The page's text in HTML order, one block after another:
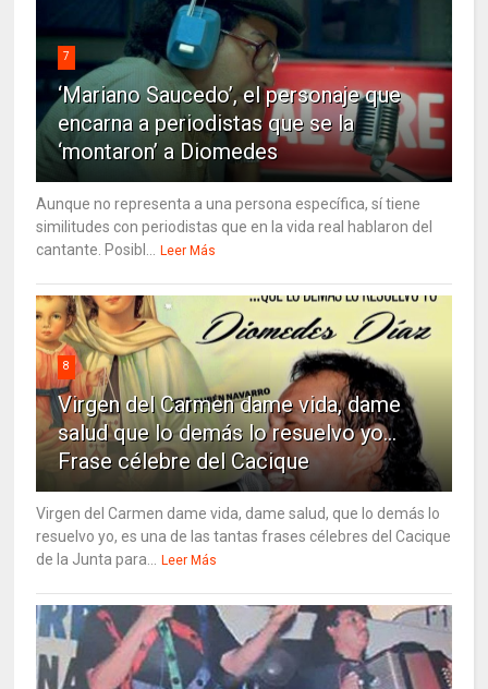
7
‘Mariano Saucedo’, el personaje que
encarna a periodistas que se la
‘montaron’ a Diomedes
Aunque no representa a una persona específica, sí tiene
similitudes con periodistas que en la vida real hablaron del
cantante. Posibl... Leer Más
8
Virgen del Carmen dame vida, dame
salud que lo demás lo resuelvo yo…
Frase célebre del Cacique
Virgen del Carmen dame vida, dame salud, que lo demás lo
resuelvo yo, es una de las tantas frases célebres del Cacique
de la Junta para... Leer Más